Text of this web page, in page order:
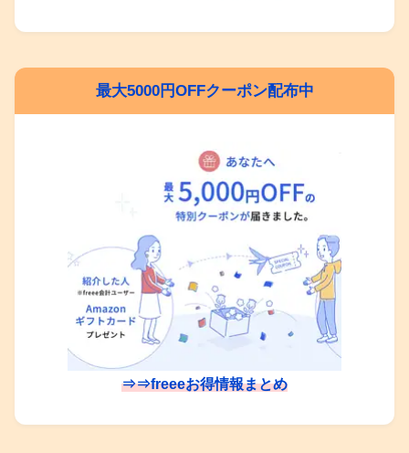
最大5000円OFFクーポン配布中
⇒⇒freeeお得情報まとめ